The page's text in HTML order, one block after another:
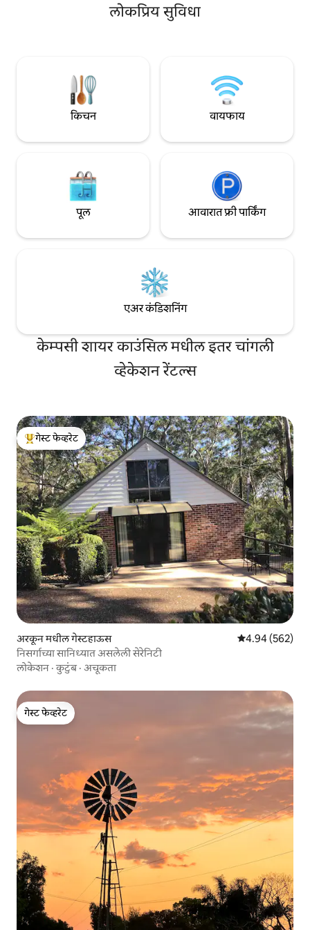
भरलेल्या शांततेचा आनंद घेण्यासाठी आमंत्रित
करतो. कव्हर केलेल्या व्हरांड्यावर बसा आणि
लोकप्रिय सुविधा
किचन वायफाय
पूल आवारात फ्री पार्किंग
एअर कंडिशनिंग
केम्पसी शायर काउंसिल मधील इतर चांगली
व्हेकेशन रेंटल्स
टॉप गेस्ट फेव्हरेट
गेस्ट फेव्हरेट
अरकून मधील गेस्टहाऊस 5 पैकी 4.94
4.94 (562)
निसर्गाच्या सानिध्यात असलेली सेरेनिटी
लोकेशन ·कुटुंब· अचूकता
गेस्ट फेव्हरेट
गेस्ट फेव्हरेट